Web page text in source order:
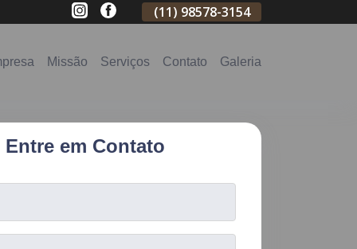
2796-3704 (11) 98578-3154
Missão Serviços Contato Galeria
Entre em Contato